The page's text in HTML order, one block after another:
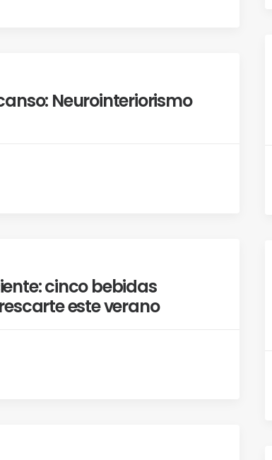
Neurointeriorismo
cinco bebidas
este verano